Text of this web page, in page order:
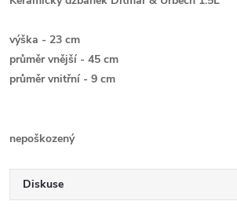
výška - 23 cm
průměr vnější - 45 cm
průměr vnitřní - 9 cm
nepoškozený
Diskuse